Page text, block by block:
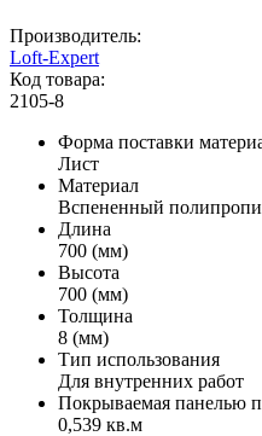
Производитель:
Loft-Expert
Код товара:
2105-8
Форма поставки
Лист
Материал
Вспененный
Длина
700 (мм)
Высота
700 (мм)
Толщина
8 (мм)
Тип использования
Для внутренних работ
Покрываемая панелью
0,539 кв.м